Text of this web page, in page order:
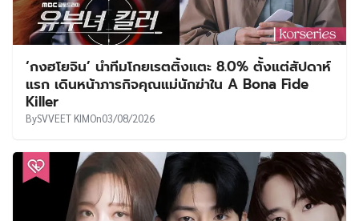
‘กงฮโยจิน’ นำทีมโกยเรตติ้งแตะ 8.0% ตั้งแต่สัปดาห์
แรก เดินหน้าภารกิจคุณแม่นักฆ่าใน A Bona Fide
Killer
BySVVEET KIMOn03/08/2026